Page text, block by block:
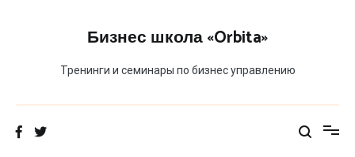
Бизнес школа «Orbita»
Тренинги и семинары по бизнес управлению